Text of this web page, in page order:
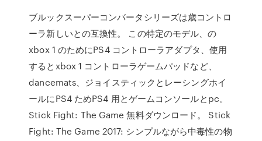
ブルックスーパーコンバータシリーズは歳コントロ
ーラ新しいとの互換性。 この特定のモデル、の
xbox 1 のためにPS4 コントローラアダプタ、使用
するとxbox 1 コントローラゲームパッドなど、
dancemats、ジョイスティックとレーシングホイ
ールにPS4 ためPS4 用とゲームコンソールとpc。
Stick Fight: The Game 無料ダウンロード。 Stick
Fight: The Game 2017: シンプルながら中毒性の物